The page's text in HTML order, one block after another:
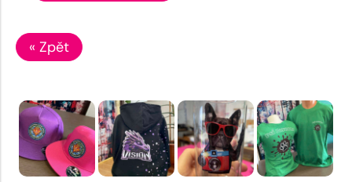
« Zpět